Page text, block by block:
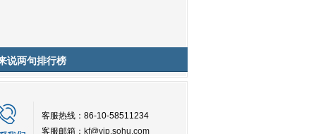
说两句排行榜
客服热线：86-10-58511234
客服邮箱： kf@vip.sohu.com